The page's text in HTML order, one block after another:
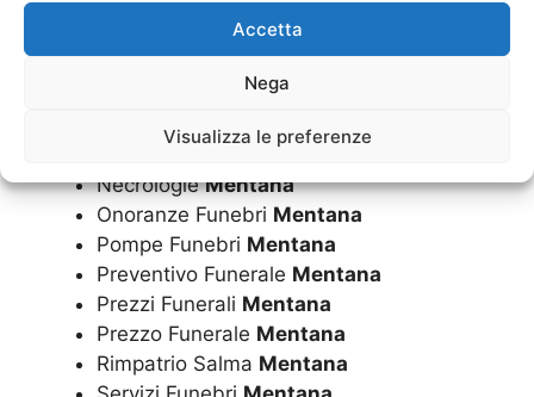
Accetta
Nega
Visualizza le preferenze
Libro Firma Manifesti E Ringraziamenti
Marmi Per LapidiMentana
NecrologieMentana
Onoranze Funebri Mentana
Pompe Funebri Mentana
Preventivo Funerale Mentana
Prezzi Funerali Mentana
Prezzo Funerale Mentana
Rimpatrio Salma Mentana